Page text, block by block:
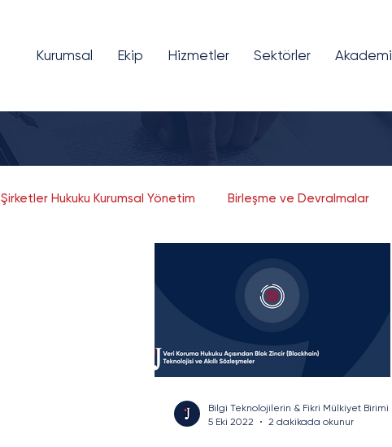
Kurumsal Ekip Hizmetler Sektörler Akademi
Şirketler Hukuku Kurumsal Yönetim Birleşme ve Devralmalar
Bilgi Teknolojilerin & Fikri Mülkiyet Birimi
5 Eki 2022
2 dakikada okunur